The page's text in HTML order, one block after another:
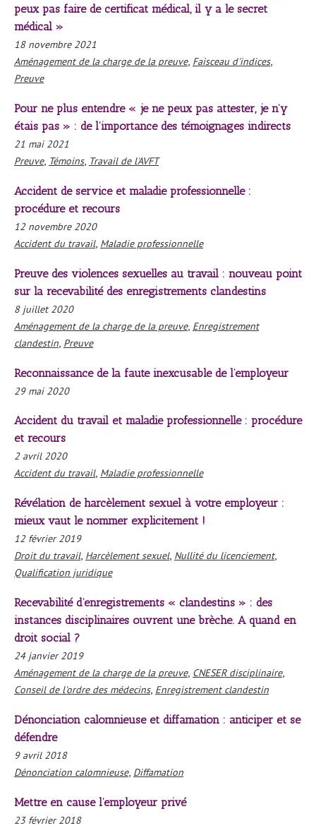
peux pas faire de certificat médical, il y a le secret
médical »
18 novembre 2021
Aménagement de la charge de la preuve, Faisceau d'indices,
Preuve
Pour ne plus entendre « je ne peux pas attester, je n’y
étais pas » : de l’importance des témoignages indirects
21 mai 2021
Preuve, Témoins, Travail de l'AVFT
Accident de service et maladie professionnelle :
procédure et recours
12 novembre 2020
Accident du travail, Maladie professionnelle
Preuve des violences sexuelles au travail : nouveau point
sur la recevabilité des enregistrements clandestins
8 juillet 2020
Aménagement de la charge de la preuve, Enregistrement
clandestin Preuve
Reconnaissance de la faute inexcusable de l’employeur
29 mai 2020
Accident du travail et maladie professionnelle : procédure
et recours
2 avril 2020
Accident du travail, Maladie professionnelle
Révélation de harcèlement sexuel à votre employeur :
mieux vaut le nommer explicitement !
12 février 2019
Droit du travail, Harcèlement sexuel, Nullité du licenciement,
Qualification juridique
Recevabilité d’enregistrements « clandestins » : des
instances disciplinaires ouvrent une brèche. A quand en
droit social ?
24 janvier 2019
Aménagement de la charge de la preuve, CNESER disciplinaire,
Conseil de l'ordre des médecins, Enregistrement clandestin
Dénonciation calomnieuse et diffamation : anticiper et se
défendre
9 avril 2018
Dénonciation calomnieuse, Diffamation
Mettre en cause l’employeur privé
23 février 2018